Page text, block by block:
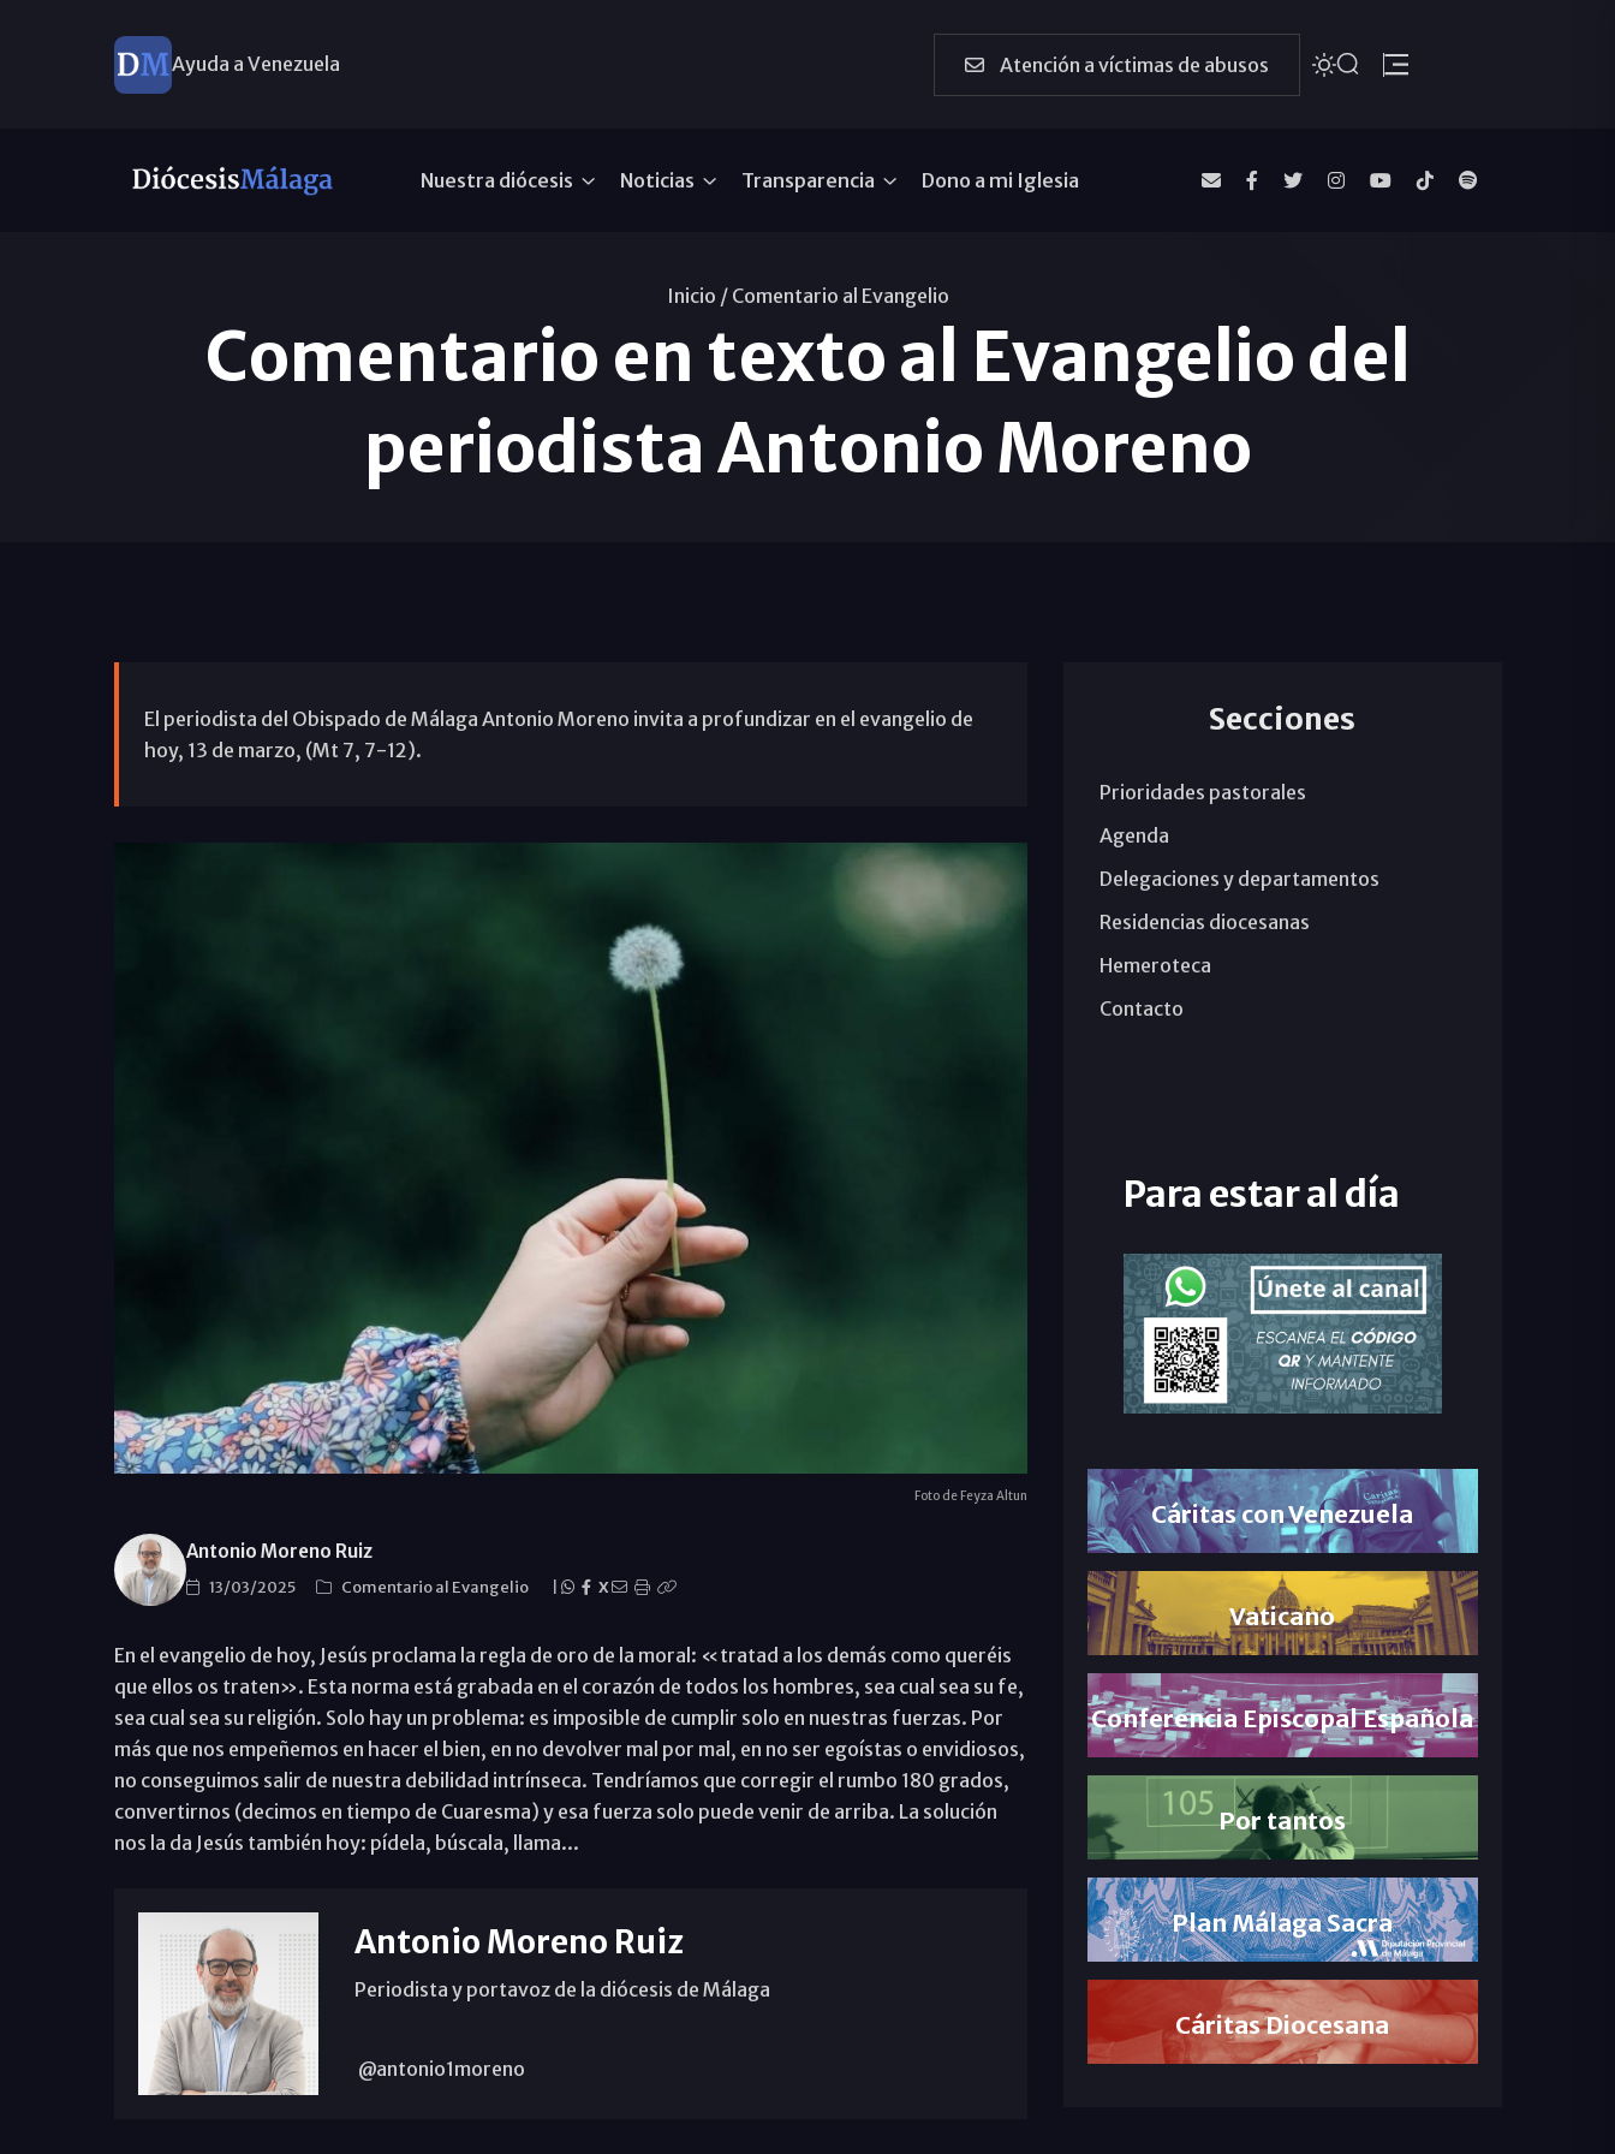
Ayuda a Venezuela Atención a víctimas de abusos
Nuestra diócesis Noticias Transparencia Dono a mi Iglesia
Inicio / Comentario al Evangelio
Comentario en texto al Evangelio del
periodista Antonio Moreno
El periodista del Obispado de Málaga Antonio Moreno invita a profundizar en el evangelio de
hoy, 13 de marzo, (Mt 7, 7-12).
Foto de Feyza Altun
Antonio Moreno Ruiz
13/03/2025 Comentario al Evangelio X
En el evangelio de hoy, Jesús proclama la regla de oro de la moral: «tratad a los demás como queréis
que ellos os traten». Esta norma está grabada en el corazón de todos los hombres, sea cual sea su fe,
sea cual sea su religión. Solo hay un problema: es imposible de cumplir solo en nuestras fuerzas. Por
más que nos empeñemos en hacer el bien, en no devolver mal por mal, en no ser egoístas o envidiosos,
no conseguimos salir de nuestra debilidad intrínseca. Tendríamos que corregir el rumbo 180 grados,
convertirnos (decimos en tiempo de Cuaresma) y esa fuerza solo puede venir de arriba. La solución
nos la da Jesús también hoy: pídela, búscala, llama...
Antonio Moreno Ruiz
Periodista y portavoz de la diócesis de Málaga
@antonio1moreno
Secciones
Prioridades pastorales
Agenda
Delegaciones y departamentos
Residencias diocesanas
Hemeroteca
Contacto
Para estar al día
Cáritas con Venezuela
Vaticano
Conferencia Episcopal Española
Por tantos
Plan Málaga Sacra
Cáritas Diocesana